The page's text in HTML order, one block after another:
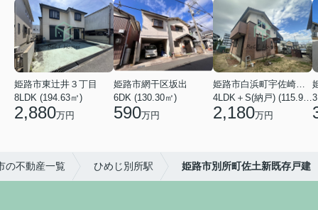
姫路市東辻井３丁目
8LDK (194.63㎡)
2,880万円
姫路市網干区坂出
6DK (130.30㎡)
590万円
姫路市白浜町宇佐崎北１丁目
4LDK＋S(納戸) (115.92㎡)
2,180万円
の不動産一覧 ひめじ別所駅 姫路市別所町佐土新既存戸建